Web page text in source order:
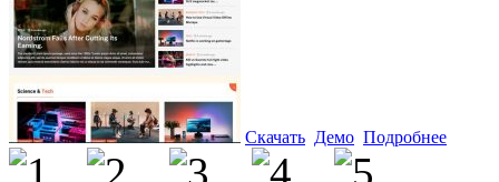
Скачать Демо Подробнее